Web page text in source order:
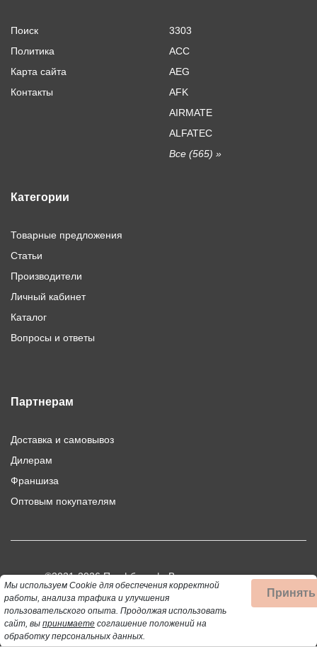
Поиск
Политика
Карта сайта
Контакты
3303
ACC
AEG
AFK
AIRMATE
ALFATEC
Все (565) »
Категории
Товарные предложения
Статьи
Производители
Личный кабинет
Каталог
Вопросы и ответы
Партнерам
Доставка и самовывоз
Дилерам
Франшиза
Оптовым покупателям
©2021-2026 Профбыт.рф. Все права защищены.
Использование материалов сайта допускается только при
публикации активной ссылки на цитируемый материал.
Данный сайт не является публичной офертой, определяемой
Мы используем Cookie для обеспечения корректной
работы, анализа трафика и улучшения
пользовательского опыта. Продолжая использовать
сайт, вы принимаете соглашение положений на
обработку персональных данных.
Принять